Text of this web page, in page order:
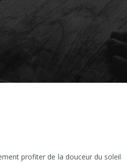
profiter de la douceur du soleil